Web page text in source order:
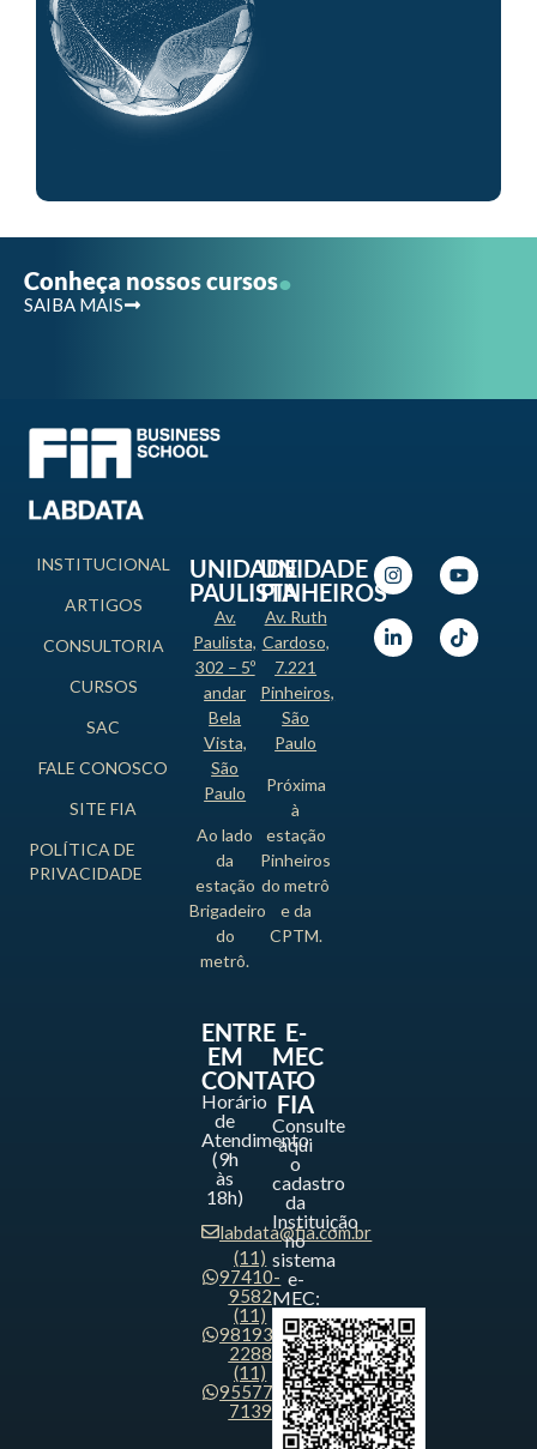
Conheça nossos cursos.
SAIBA MAIS
INSTITUCIONAL
ARTIGOS
CONSULTORIA
CURSOS
SAC
FALE CONOSCO
SITE FIA
POLÍTICA DE
PRIVACIDADE
UNIDADE
PAULISTA
Av.
Paulista,
302 – 5º
andar
Bela
Vista,
São
Paulo
Ao lado
da
estação
Brigadeiro
do
metrô.
UNIDADE
PINHEIROS
Av. Ruth
Cardoso,
7.221
Pinheiros,
São
Paulo
Próxima
à
estação
Pinheiros
do metrô
e da
CPTM.
ENTRE
EM
CONTATO
Horário
de
Atendimento
(9h
às
18h)
labdata@fia.com.br
(11)
97410-
9582
(11)
98193-
2288
(11)
95577-
7139
E-
MEC
-
FIA
Consulte
aqui
o
cadastro
da
Instituição
no
sistema
e-
MEC: